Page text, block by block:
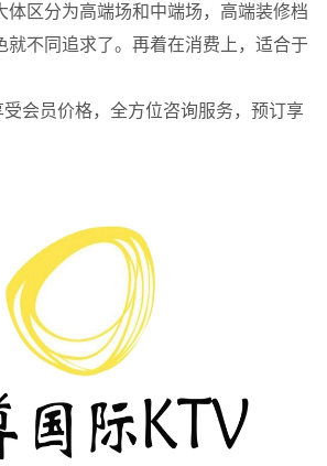
体区分为高端场和中端场，高端装修档
就不同追求了。再着在消费上，适合于
受会员价格，全方位咨询服务，预订享